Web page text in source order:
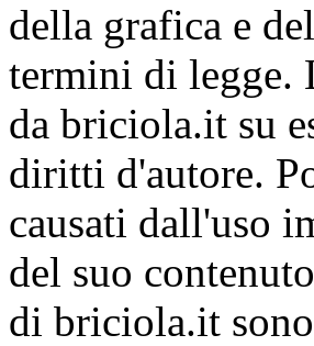
della grafica e
termini di legge.
da briciola.it su
diritti d'autore.
causati dall'uso
del suo
di briciola.it